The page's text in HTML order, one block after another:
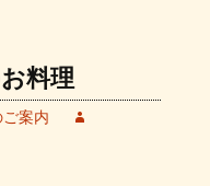
料理
案内